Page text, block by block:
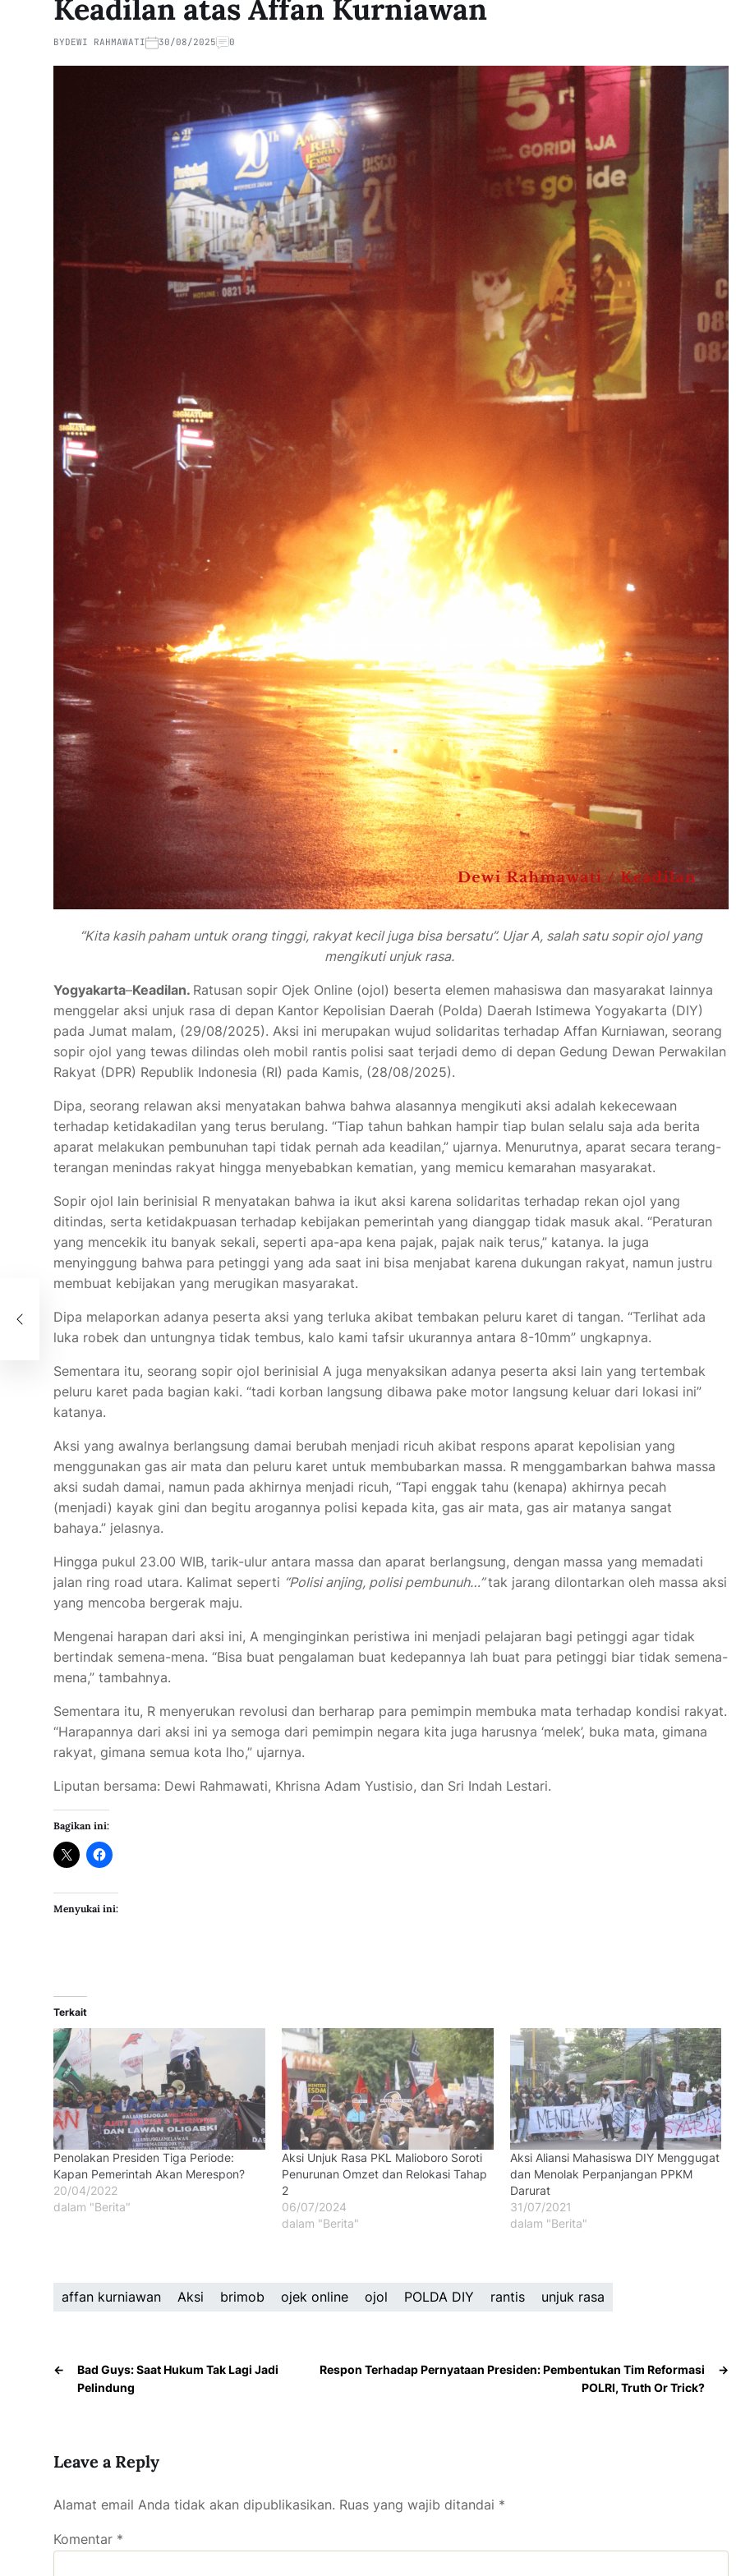
Keadilan atas Affan Kurniawan
BYDEWI RAHMAWATI 30/08/2025 0
“Kita kasih paham untuk orang tinggi, rakyat kecil juga bisa bersatu”. Ujar A, salah satu sopir ojol yang
mengikuti unjuk rasa.
Yogyakarta–Keadilan. Ratusan sopir Ojek Online (ojol) beserta elemen mahasiswa dan masyarakat lainnya
menggelar aksi unjuk rasa di depan Kantor Kepolisian Daerah (Polda) Daerah Istimewa Yogyakarta (DIY)
pada Jumat malam, (29/08/2025). Aksi ini merupakan wujud solidaritas terhadap Affan Kurniawan, seorang
sopir ojol yang tewas dilindas oleh mobil rantis polisi saat terjadi demo di depan Gedung Dewan Perwakilan
Rakyat (DPR) Republik Indonesia (RI) pada Kamis, (28/08/2025).
Dipa, seorang relawan aksi menyatakan bahwa bahwa alasannya mengikuti aksi adalah kekecewaan
terhadap ketidakadilan yang terus berulang. “Tiap tahun bahkan hampir tiap bulan selalu saja ada berita
aparat melakukan pembunuhan tapi tidak pernah ada keadilan,” ujarnya. Menurutnya, aparat secara terang-
terangan menindas rakyat hingga menyebabkan kematian, yang memicu kemarahan masyarakat.
Sopir ojol lain berinisial R menyatakan bahwa ia ikut aksi karena solidaritas terhadap rekan ojol yang
ditindas, serta ketidakpuasan terhadap kebijakan pemerintah yang dianggap tidak masuk akal. “Peraturan
yang mencekik itu banyak sekali, seperti apa-apa kena pajak, pajak naik terus,” katanya. Ia juga
menyinggung bahwa para petinggi yang ada saat ini bisa menjabat karena dukungan rakyat, namun justru
membuat kebijakan yang merugikan masyarakat.
Dipa melaporkan adanya peserta aksi yang terluka akibat tembakan peluru karet di tangan. “Terlihat ada
luka robek dan untungnya tidak tembus, kalo kami tafsir ukurannya antara 8-10mm” ungkapnya.
Sementara itu, seorang sopir ojol berinisial A juga menyaksikan adanya peserta aksi lain yang tertembak
peluru karet pada bagian kaki. “tadi korban langsung dibawa pake motor langsung keluar dari lokasi ini”
katanya.
Aksi yang awalnya berlangsung damai berubah menjadi ricuh akibat respons aparat kepolisian yang
menggunakan gas air mata dan peluru karet untuk membubarkan massa. R menggambarkan bahwa massa
aksi sudah damai, namun pada akhirnya menjadi ricuh, “Tapi enggak tahu (kenapa) akhirnya pecah
(menjadi) kayak gini dan begitu arogannya polisi kepada kita, gas air mata, gas air matanya sangat
bahaya.” jelasnya.
Hingga pukul 23.00 WIB, tarik-ulur antara massa dan aparat berlangsung, dengan massa yang memadati
jalan ring road utara. Kalimat seperti “Polisi anjing, polisi pembunuh…”tak jarang dilontarkan oleh massa aksi
yang mencoba bergerak maju.
Mengenai harapan dari aksi ini, A menginginkan peristiwa ini menjadi pelajaran bagi petinggi agar tidak
bertindak semena-mena. “Bisa buat pengalaman buat kedepannya lah buat para petinggi biar tidak semena-
mena,” tambahnya.
Sementara itu, R menyerukan revolusi dan berharap para pemimpin membuka mata terhadap kondisi rakyat.
“Harapannya dari aksi ini ya semoga dari pemimpin negara kita juga harusnya ‘melek’, buka mata, gimana
rakyat, gimana semua kota lho,” ujarnya.
Liputan bersama: Dewi Rahmawati, Khrisna Adam Yustisio, dan Sri Indah Lestari.
Bagikan ini:
Menyukai ini:
Terkait
Penolakan Presiden Tiga Periode:
Kapan Pemerintah Akan Merespon?
20/04/2022
dalam "Berita"
Aksi Unjuk Rasa PKL Malioboro Soroti
Penurunan Omzet dan Relokasi Tahap
2
06/07/2024
dalam "Berita"
Aksi Aliansi Mahasiswa DIY Menggugat
dan Menolak Perpanjangan PPKM
Darurat
31/07/2021
dalam "Berita"
affan kurniawan Aksi brimob ojek online ojol POLDA DIY rantis unjuk rasa
←
Bad Guys: Saat Hukum Tak Lagi Jadi
Pelindung
→
Respon Terhadap Pernyataan Presiden: Pembentukan Tim Reformasi
POLRI, Truth Or Trick?
Leave a Reply
Alamat email Anda tidak akan dipublikasikan. Ruas yang wajib ditandai *
Komentar *